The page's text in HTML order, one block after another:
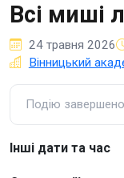
Всі миші
24 травня 2026
Вінницький
Подію завершено
Інші дати та час